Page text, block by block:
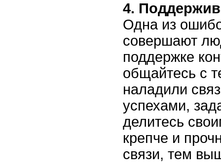
4.
Одна из
совершают
поддержке
общайтесь с
наладили
успехами,
делитесь
крепче и
связи, тем